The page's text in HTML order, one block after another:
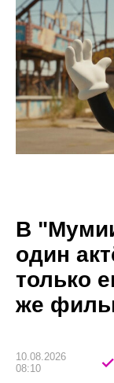
В
один
только
же
10.08.2026
08:10